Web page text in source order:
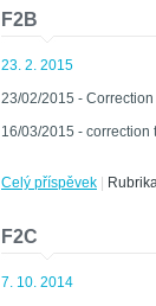
F2B
23. 2. 2015
23/02/2015 -
16/03/2015 - correction
Celý příspěvek
F2C
7. 10. 2014